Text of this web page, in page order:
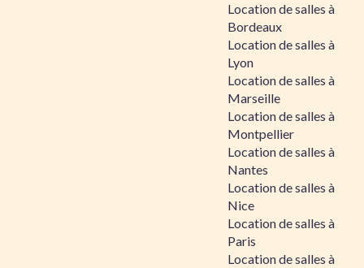
Location de salles à
Bordeaux
Location de salles à
Lyon
Location de salles à
Marseille
Location de salles à
Montpellier
Location de salles à
Nantes
Location de salles à
Nice
Location de salles à
Paris
Location de salles à